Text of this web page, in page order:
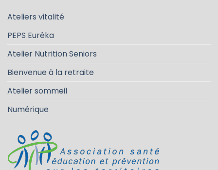
Ateliers vitalité
PEPS Eurêka
Atelier Nutrition Seniors
Bienvenue à la retraite
Atelier sommeil
Numérique